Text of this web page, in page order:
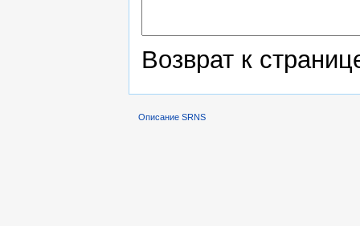
Возврат к
Описание SRNS